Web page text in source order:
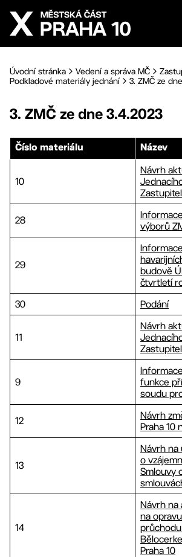
Přejít na hlavní obsah
Úvodní stránka Vedení a správa MČ
Podkladové materiály jednání
3. ZMČ ze
3. ZMČ ze dne 3.4.2023
Číslo materiálu Název
10
Návrh
28
výborů
29
budově
čtvrtletí
30
Podání
11
Návrh
9
funkce
soudu
12
Návrh
Praha 10
13
Návrh na
o
Smlouvy
14
Návrh na
na
Praha 10